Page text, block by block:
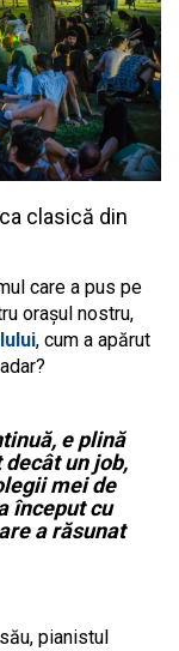
clasică din
care a pus pe
orașul nostru,
, cum a apărut
e plină
un job,
mei de
început cu
a răsunat
pianistul